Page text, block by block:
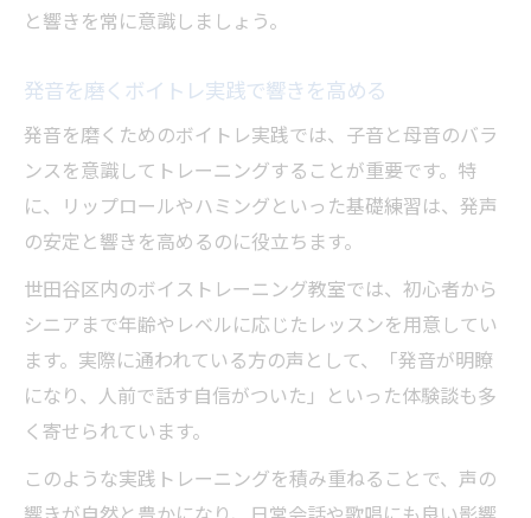
と響きを常に意識しましょう。
発音を磨くボイトレ実践で響きを高める
発音を磨くためのボイトレ実践では、子音と母音のバラ
ンスを意識してトレーニングすることが重要です。特
に、リップロールやハミングといった基礎練習は、発声
の安定と響きを高めるのに役立ちます。
世田谷区内のボイストレーニング教室では、初心者から
シニアまで年齢やレベルに応じたレッスンを用意してい
ます。実際に通われている方の声として、「発音が明瞭
になり、人前で話す自信がついた」といった体験談も多
く寄せられています。
このような実践トレーニングを積み重ねることで、声の